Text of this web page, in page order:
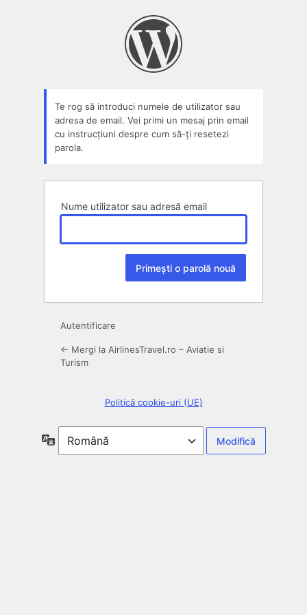
Te rog să introduci numele de utilizator sau
adresa de email. Vei primi un mesaj prin email
cu instrucțiuni despre cum să-ți resetezi
parola.
Nume utilizator sau adresă email
Autentificare
← Mergi la AirlinesTravel.ro – Aviatie si
Turism
Politică cookie-uri (UE)
Limbă